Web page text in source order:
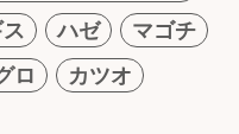
ハゼ
マゴチ
ロ
カツオ